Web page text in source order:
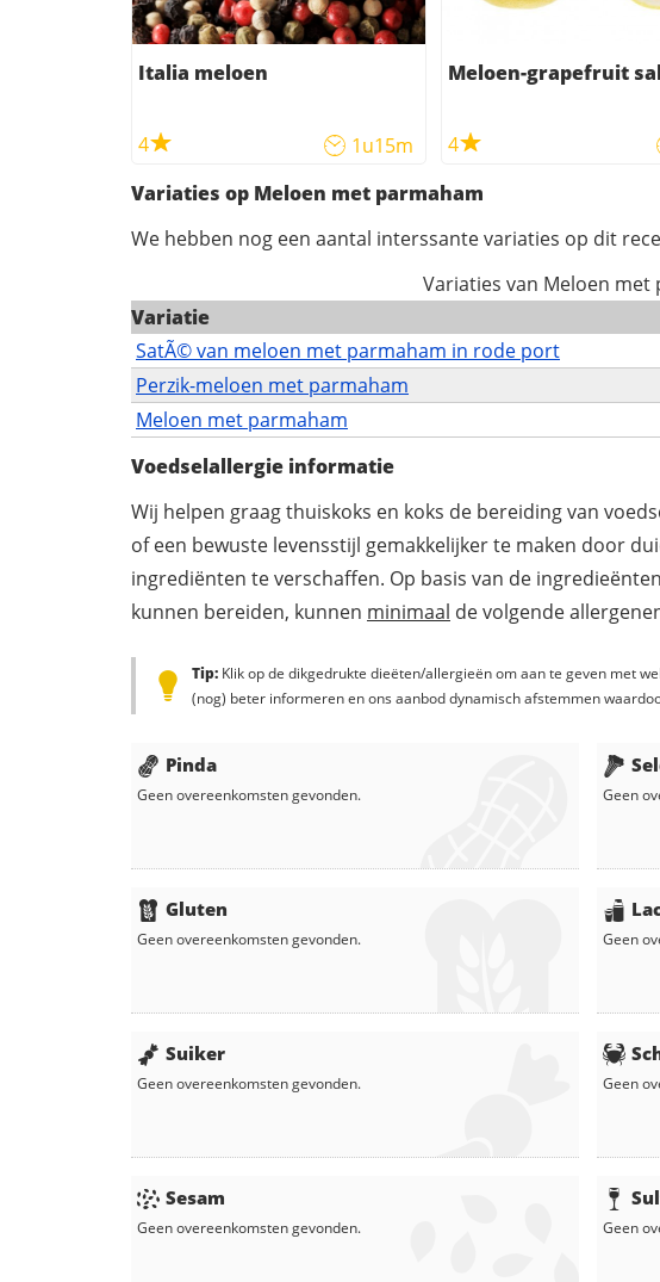
Italia meloen
4 1u15m
Meloen-grapefruit
4
Variaties op Meloen met parmaham
We hebben nog een aantal interssante variaties op dit
Variaties van Meloen met
Variatie
SatÃ© van meloen met parmaham in rode port
Perzik-meloen met parmaham
Meloen met parmaham
Voedselallergie informatie
Wij helpen graag thuiskoks en koks de bereiding van
of een bewuste levensstijl gemakkelijker te maken door
ingrediënten te verschaffen. Op basis van de
kunnen bereiden, kunnen minimaal de volgende
Tip: Klik op de dikgedrukte dieëten/allergieën om aan te geven met
(nog) beter informeren en ons aanbod dynamisch afstemmen
Pinda
Geen overeenkomsten gevonden.
Gluten
Geen overeenkomsten gevonden.
Suiker
Geen overeenkomsten gevonden.
Sesam
Geen overeenkomsten gevonden.
Geen
Geen
Geen
Geen